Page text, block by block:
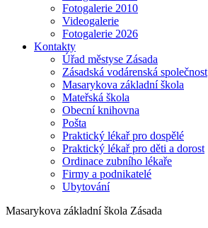
Fotogalerie 2010
Videogalerie
Fotogalerie 2026
Kontakty
Úřad městyse Zásada
Zásadská vodárenská společnost
Masarykova základní škola
Mateřská škola
Obecní knihovna
Pošta
Praktický lékař pro dospělé
Praktický lékař pro děti a dorost
Ordinace zubního lékaře
Firmy a podnikatelé
Ubytování
Masarykova základní škola Zásada